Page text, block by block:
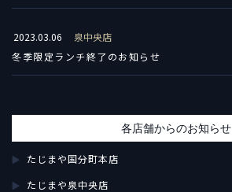
2023.03.06
泉中央店
冬季限定ランチ終了のお知らせ
各店舗からのお知らせ
たじまや国分町本店
たじまや泉中央店